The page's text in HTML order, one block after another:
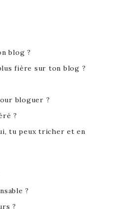
blog ?
fière sur ton blog ?
bloguer ?
?
tu peux tricher et en
?
?